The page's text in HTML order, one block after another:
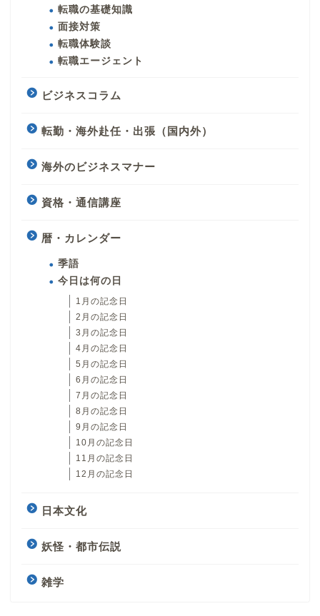
転職の基礎知識
面接対策
転職体験談
転職エージェント
ビジネスコラム
転勤・海外赴任・出張（国内外）
海外のビジネスマナー
資格・通信講座
暦・カレンダー
季語
今日は何の日
1月の記念日
2月の記念日
3月の記念日
4月の記念日
5月の記念日
6月の記念日
7月の記念日
8月の記念日
9月の記念日
10月の記念日
11月の記念日
12月の記念日
日本文化
妖怪・都市伝説
雑学